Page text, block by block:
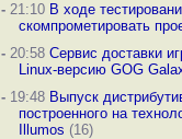
-21:10 В ходе
скомпрометировать
-20:58 Сервис доставки
Linux-версию GOG
-19:48 Выпуск
построенного на
Illumos (16)